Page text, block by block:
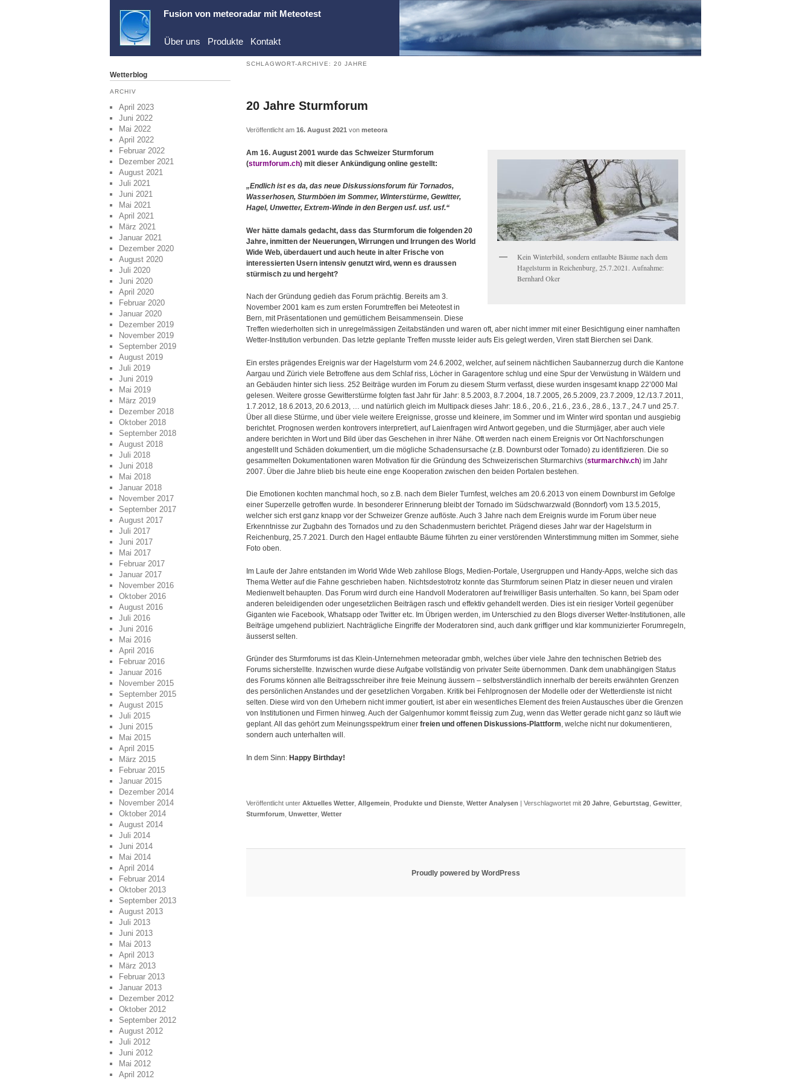
Fusion von meteoradar mit Meteotest
Über uns Produkte Kontakt
Wetterblog
ARCHIV
April 2023
Juni 2022
Mai 2022
April 2022
Februar 2022
Dezember 2021
August 2021
Juli 2021
Juni 2021
Mai 2021
April 2021
März 2021
Januar 2021
Dezember 2020
August 2020
Juli 2020
Juni 2020
April 2020
Februar 2020
Januar 2020
Dezember 2019
November 2019
September 2019
August 2019
Juli 2019
Juni 2019
Mai 2019
März 2019
Dezember 2018
Oktober 2018
September 2018
August 2018
Juli 2018
Juni 2018
Mai 2018
Januar 2018
November 2017
September 2017
August 2017
Juli 2017
Juni 2017
Mai 2017
Februar 2017
Januar 2017
November 2016
Oktober 2016
August 2016
Juli 2016
Juni 2016
Mai 2016
April 2016
Februar 2016
Januar 2016
November 2015
September 2015
August 2015
Juli 2015
Juni 2015
Mai 2015
April 2015
März 2015
Februar 2015
Januar 2015
Dezember 2014
November 2014
Oktober 2014
August 2014
Juli 2014
Juni 2014
Mai 2014
April 2014
Februar 2014
Oktober 2013
September 2013
August 2013
Juli 2013
Juni 2013
Mai 2013
April 2013
März 2013
Februar 2013
Januar 2013
Dezember 2012
Oktober 2012
September 2012
August 2012
Juli 2012
Juni 2012
Mai 2012
April 2012
SCHLAGWORT-ARCHIVE: 20 JAHRE
20 Jahre Sturmforum
Veröffentlicht am 16. August 2021 von meteora
Kein Winterbild, sondern entlaubte Bäume nach dem
Hagelsturm in Reichenburg, 25.7.2021. Aufnahme:
Bernhard Oker
Am 16. August 2001 wurde das Schweizer Sturmforum
(sturmforum.ch) mit dieser Ankündigung online gestellt:
„Endlich ist es da, das neue Diskussionsforum für Tornados,
Wasserhosen, Sturmböen im Sommer, Winterstürme, Gewitter,
Hagel, Unwetter, Extrem-Winde in den Bergen usf. usf. usf.“
Wer hätte damals gedacht, dass das Sturmforum die folgenden 20
Jahre, inmitten der Neuerungen, Wirrungen und Irrungen des World
Wide Web, überdauert und auch heute in alter Frische von
interessierten Usern intensiv genutzt wird, wenn es draussen
stürmisch zu und hergeht?
Nach der Gründung gedieh das Forum prächtig. Bereits am 3.
November 2001 kam es zum ersten Forumtreffen bei Meteotest in
Bern, mit Präsentationen und gemütlichem Beisammensein. Diese
Treffen wiederholten sich in unregelmässigen Zeitabständen und waren oft, aber nicht immer mit einer Besichtigung einer namhaften
Wetter-Institution verbunden. Das letzte geplante Treffen musste leider aufs Eis gelegt werden, Viren statt Bierchen sei Dank.
Ein erstes prägendes Ereignis war der Hagelsturm vom 24.6.2002, welcher, auf seinem nächtlichen Saubannerzug durch die Kantone
Aargau und Zürich viele Betroffene aus dem Schlaf riss, Löcher in Garagentore schlug und eine Spur der Verwüstung in Wäldern und
an Gebäuden hinter sich liess. 252 Beiträge wurden im Forum zu diesem Sturm verfasst, diese wurden insgesamt knapp 22’000 Mal
gelesen. Weitere grosse Gewitterstürme folgten fast Jahr für Jahr: 8.5.2003, 8.7.2004, 18.7.2005, 26.5.2009, 23.7.2009, 12./13.7.2011,
1.7.2012, 18.6.2013, 20.6.2013, … und natürlich gleich im Multipack dieses Jahr: 18.6., 20.6., 21.6., 23.6., 28.6., 13.7., 24.7 und 25.7.
Über all diese Stürme, und über viele weitere Ereignisse, grosse und kleinere, im Sommer und im Winter wird spontan und ausgiebig
berichtet. Prognosen werden kontrovers interpretiert, auf Laienfragen wird Antwort gegeben, und die Sturmjäger, aber auch viele
andere berichten in Wort und Bild über das Geschehen in ihrer Nähe. Oft werden nach einem Ereignis vor Ort Nachforschungen
angestellt und Schäden dokumentiert, um die mögliche Schadensursache (z.B. Downburst oder Tornado) zu identifizieren. Die so
gesammelten Dokumentationen waren Motivation für die Gründung des Schweizerischen Sturmarchivs (sturmarchiv.ch) im Jahr
2007. Über die Jahre blieb bis heute eine enge Kooperation zwischen den beiden Portalen bestehen.
Die Emotionen kochten manchmal hoch, so z.B. nach dem Bieler Turnfest, welches am 20.6.2013 von einem Downburst im Gefolge
einer Superzelle getroffen wurde. In besonderer Erinnerung bleibt der Tornado im Südschwarzwald (Bonndorf) vom 13.5.2015,
welcher sich erst ganz knapp vor der Schweizer Grenze auflöste. Auch 3 Jahre nach dem Ereignis wurde im Forum über neue
Erkenntnisse zur Zugbahn des Tornados und zu den Schadenmustern berichtet. Prägend dieses Jahr war der Hagelsturm in
Reichenburg, 25.7.2021. Durch den Hagel entlaubte Bäume führten zu einer verstörenden Winterstimmung mitten im Sommer, siehe
Foto oben.
Im Laufe der Jahre entstanden im World Wide Web zahllose Blogs, Medien-Portale, Usergruppen und Handy-Apps, welche sich das
Thema Wetter auf die Fahne geschrieben haben. Nichtsdestotrotz konnte das Sturmforum seinen Platz in dieser neuen und viralen
Medienwelt behaupten. Das Forum wird durch eine Handvoll Moderatoren auf freiwilliger Basis unterhalten. So kann, bei Spam oder
anderen beleidigenden oder ungesetzlichen Beiträgen rasch und effektiv gehandelt werden. Dies ist ein riesiger Vorteil gegenüber
Giganten wie Facebook, Whatsapp oder Twitter etc. Im Übrigen werden, im Unterschied zu den Blogs diverser Wetter-Institutionen, alle
Beiträge umgehend publiziert. Nachträgliche Eingriffe der Moderatoren sind, auch dank griffiger und klar kommunizierter Forumregeln,
äusserst selten.
Gründer des Sturmforums ist das Klein-Unternehmen meteoradar gmbh, welches über viele Jahre den technischen Betrieb des
Forums sicherstellte. Inzwischen wurde diese Aufgabe vollständig von privater Seite übernommen. Dank dem unabhängigen Status
des Forums können alle Beitragsschreiber ihre freie Meinung äussern – selbstverständlich innerhalb der bereits erwähnten Grenzen
des persönlichen Anstandes und der gesetzlichen Vorgaben. Kritik bei Fehlprognosen der Modelle oder der Wetterdienste ist nicht
selten. Diese wird von den Urhebern nicht immer goutiert, ist aber ein wesentliches Element des freien Austausches über die Grenzen
von Institutionen und Firmen hinweg. Auch der Galgenhumor kommt fleissig zum Zug, wenn das Wetter gerade nicht ganz so läuft wie
geplant. All das gehört zum Meinungsspektrum einer freien und offenen Diskussions-Plattform, welche nicht nur dokumentieren,
sondern auch unterhalten will.
In dem Sinn: Happy Birthday!
Veröffentlicht unter Aktuelles Wetter Allgemein Produkte und Dienste Wetter Analysen | Verschlagwortet mit 20 Jahre Geburtstag Gewitter
Sturmforum Unwetter Wetter
Proudly powered by WordPress